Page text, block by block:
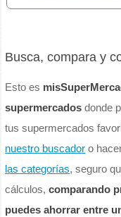
Busca, compara y
Esto es
supermercados donde
tus supermercados
nuestro buscador o
las categorías, seguro
cálculos,comparando
puedes ahorrar entre